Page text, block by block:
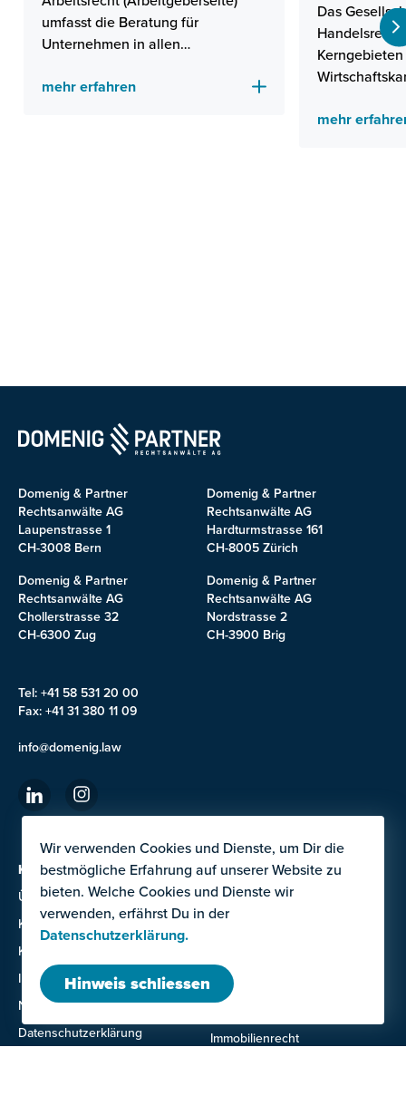
umfasst die Beratung für
Unternehmen in allen
mehr erfahren
Das
verfügen
mehr
Domenig & Partner
Rechtsanwälte AG
Laupenstrasse 1
CH-3008 Bern
Domenig & Partner
Rechtsanwälte AG
Hardturmstrasse 161
CH-8005 Zürich
Domenig & Partner
Rechtsanwälte AG
Chollerstrasse 32
CH-6300 Zug
Domenig & Partner
Rechtsanwälte AG
Nordstrasse 2
CH-3900 Brig
Tel: +41 58 531 20 00
Fax: +41 31 380 11 09
info@domenig.law
KANZLEI
Über uns
Karriere
Kontakte
Impressum
Nutzungsbedingungen
Datenschutzerklärung
DIENSTLEISTUNGEN
Arbeitsrecht
Compliance und
Datenschutz
Gesellschafts- und
Immobilienrecht
Wir verwenden Cookies und Dienste, um Dir die
bestmögliche Erfahrung auf unserer Website zu
bieten. Welche Cookies und Dienste wir
verwenden, erfährst Du in der
Datenschutzerklärung.
Hinweis schliessen